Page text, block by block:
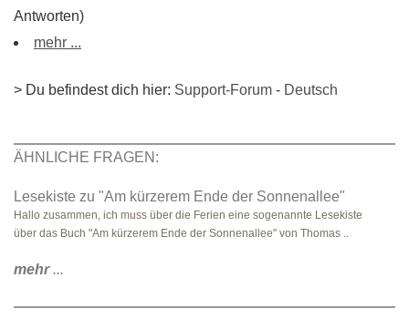
Antworten)
mehr ...
> Du befindest dich hier: Support-Forum - Deutsch
ÄHNLICHE FRAGEN:
Lesekiste zu "Am kürzerem Ende der Sonnenallee"
Hallo zusammen, ich muss über die Ferien eine sogenannte Lesekiste
über das Buch "Am kürzerem Ende der Sonnenallee" von Thomas ..
mehr...